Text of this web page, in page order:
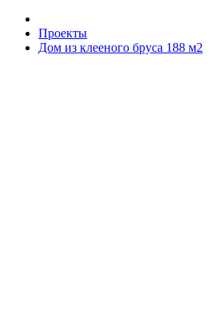
Проекты
Дом из клееного бруса 188 м2